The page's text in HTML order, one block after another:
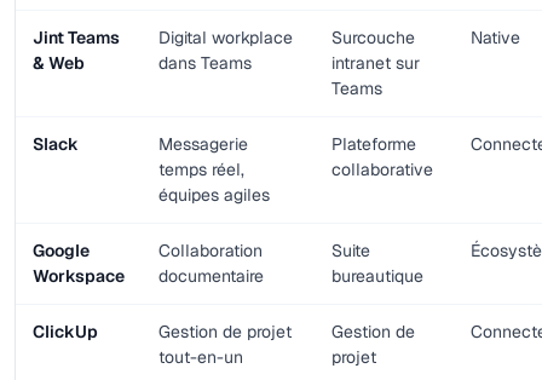
Jint Teams
& Web
Digital workplace
dans Teams
Surcouche
intranet sur
Teams
Native
Slack
Messagerie
temps réel,
équipes agiles
Plateforme
collaborative
Google
Workspace
Collaboration
documentaire
Suite
bureautique
ClickUp
Gestion de projet
tout-en-un
Gestion de
projet